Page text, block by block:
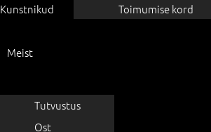
Kunstnikud
Toimumise kord
Meist
Tutvustus
Ost